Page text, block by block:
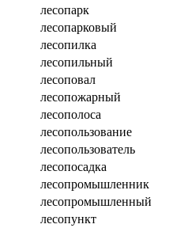
лесопарк
лесопарковый
лесопилка
лесопильный
лесоповал
лесопожарный
лесополоса
лесопользование
лесопользователь
лесопосадка
лесопромышленник
лесопромышленный
лесопункт